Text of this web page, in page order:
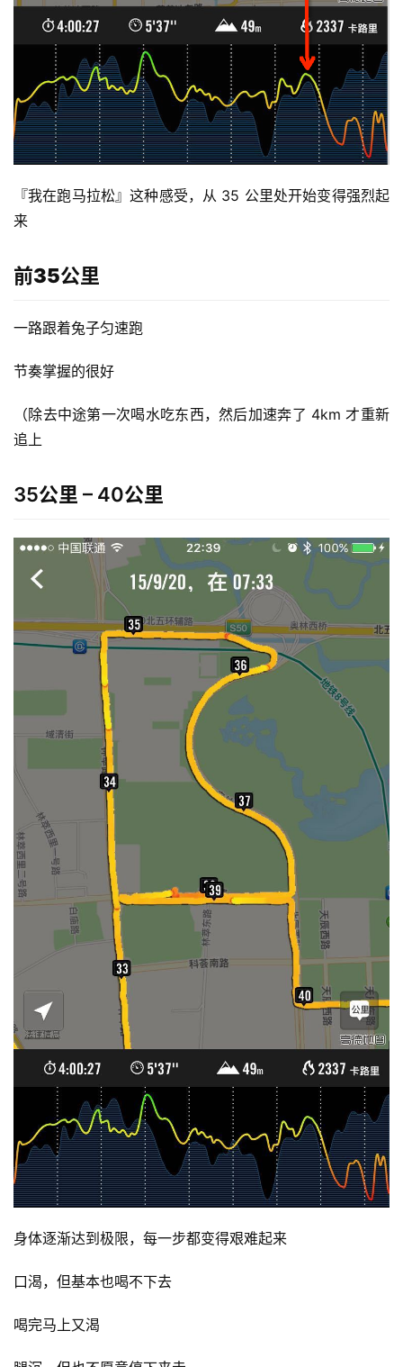
『我在跑马拉松』这种感受，从 35 公里处开始变得强烈起
来
前35公里
一路跟着兔子匀速跑
节奏掌握的很好
（除去中途第一次喝水吃东西，然后加速奔了 4km 才重新
追上
35公里 – 40公里
身体逐渐达到极限，每一步都变得艰难起来
口渴，但基本也喝不下去
喝完马上又渴